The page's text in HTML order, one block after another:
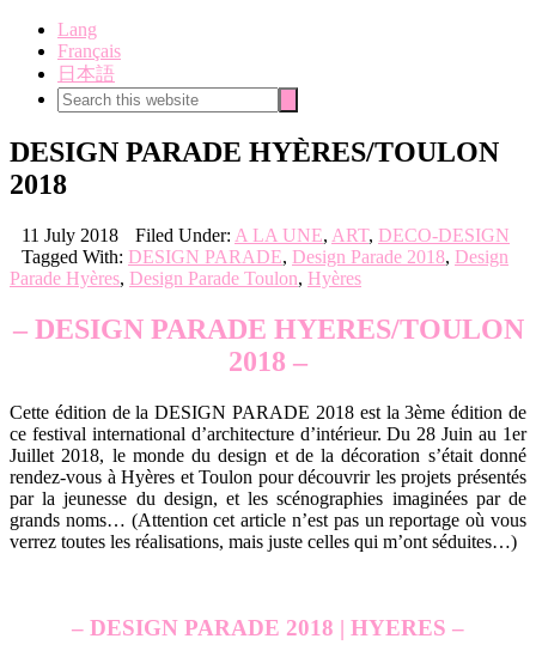
Lang
Français
日本語
Search
this
website
DESIGN PARADE HYÈRES/TOULON
2018
11 July 2018 Filed Under: A LA UNE, ART, DECO-DESIGN
Tagged With: DESIGN PARADE, Design Parade 2018, Design
Parade Hyères, Design Parade Toulon, Hyères
– DESIGN PARADE HYERES/TOULON
2018 –
Cette édition de la DESIGN PARADE 2018 est la 3ème édition de
ce festival international d’architecture d’intérieur. Du 28 Juin au 1er
Juillet 2018, le monde du design et de la décoration s’était donné
rendez-vous à Hyères et Toulon pour découvrir les projets présentés
par la jeunesse du design, et les scénographies imaginées par de
grands noms… (Attention cet article n’est pas un reportage où vous
verrez toutes les réalisations, mais juste celles qui m’ont séduites…)
– DESIGN PARADE 2018 | HYERES –